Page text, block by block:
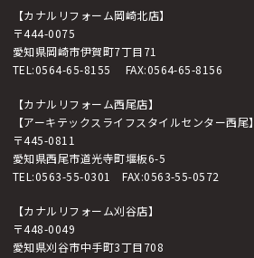
【カナルリフォーム岡崎北店】
〒444-0075
愛知県岡崎市伊賀町7丁目71
TEL:0564-65-8155 FAX:0564-65-8156
【カナルリフォーム西尾店】
【アーキテックスライフスタイルセンター西尾】
〒445-0811
愛知県西尾市道光寺町堰板6-5
TEL:0563-55-0301 FAX:0563-55-0572
【カナルリフォーム刈谷店】
〒448-0049
愛知県刈谷市中手町3丁目708